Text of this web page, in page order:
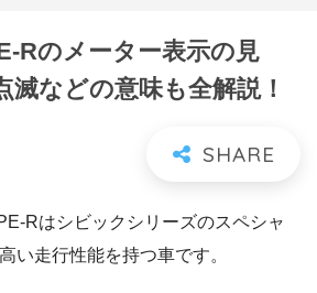
Rのメーター表示の見
滅などの意味も全解説！
Rはシビックシリーズのスペシャ
い走行性能を持つ車です。